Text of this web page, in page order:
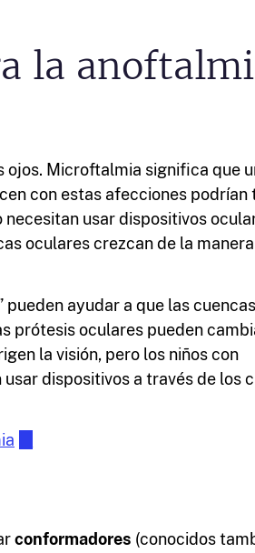
la
ojos. Microftalmia significa que
con estas afecciones podrían
usar dispositivos
oculares crezcan de la manera
ayudar a que las
prótesis oculares pueden
la visión, pero los niños con
dispositivos a través de los
conformadores (conocidos